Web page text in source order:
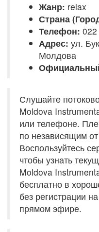
Жанр: relax
Страна
Телефон:
Адрес: ул.
Молдова
Слушайте
Moldova
или телефоне.
по независящим
Воспользуйтесь
чтобы узнать
Moldova
бесплатно в
без регистрации
прямом эфире.